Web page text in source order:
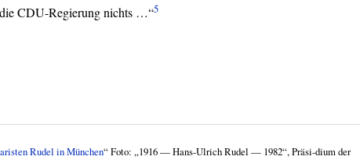
CDU-Regierung nichts …“5
Rudel in München“ Foto: „1916 — Hans-Ulrich Rudel — 1982“, Präsi-dium der